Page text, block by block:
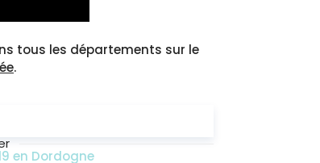
tous les départements sur le
.
en Dordogne